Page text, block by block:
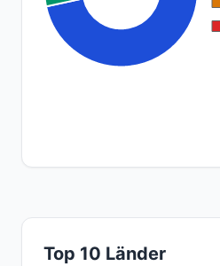
Top 10 Länder